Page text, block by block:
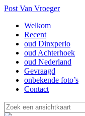
Post Van Vroeger
Welkom
Recent
oud Dinxperlo
oud Achterhoek
oud Nederland
Gevraagd
onbekende foto’s
Contact